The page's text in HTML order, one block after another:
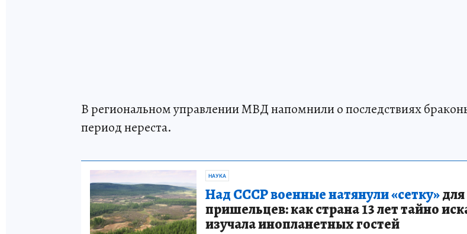
В региональном управлении МВД напомнили о последствиях
период нереста.
НАУКА
Над СССР военные натянули «сетку»для
пришельцев: как страна 13 лет тайно
изучала инопланетных гостей